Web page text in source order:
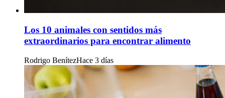
Los 10 animales con sentidos más
extraordinarios para encontrar alimento
Rodrigo BenítezHace 3 días